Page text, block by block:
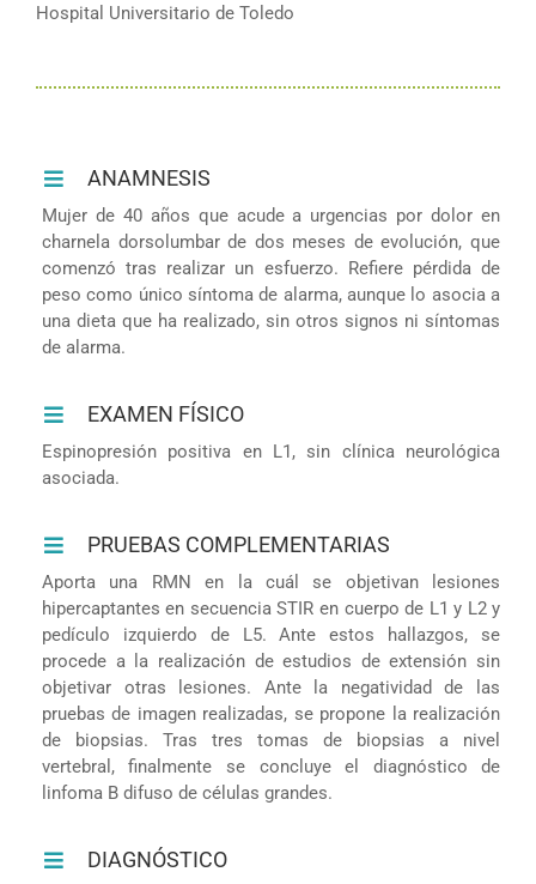
Hospital Universitario de Toledo
ANAMNESIS
Mujer de 40 años que acude a urgencias por dolor en
charnela dorsolumbar de dos meses de evolución, que
comenzó tras realizar un esfuerzo. Refiere pérdida de
peso como único síntoma de alarma, aunque lo asocia a
una dieta que ha realizado, sin otros signos ni síntomas
de alarma.
EXAMEN FÍSICO
Espinopresión positiva en L1, sin clínica neurológica
asociada.
PRUEBAS COMPLEMENTARIAS
Aporta una RMN en la cuál se objetivan lesiones
hipercaptantes en secuencia STIR en cuerpo de L1 y L2 y
pedículo izquierdo de L5. Ante estos hallazgos, se
procede a la realización de estudios de extensión sin
objetivar otras lesiones. Ante la negatividad de las
pruebas de imagen realizadas, se propone la realización
de biopsias. Tras tres tomas de biopsias a nivel
vertebral, finalmente se concluye el diagnóstico de
linfoma B difuso de células grandes.
DIAGNÓSTICO